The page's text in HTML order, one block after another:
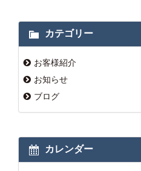
カテゴリー
お客様紹介
お知らせ
ブログ
カレンダー